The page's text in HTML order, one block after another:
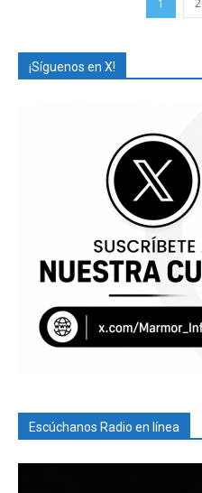
¡Síguenos en X!
Escúchanos Radio en línea